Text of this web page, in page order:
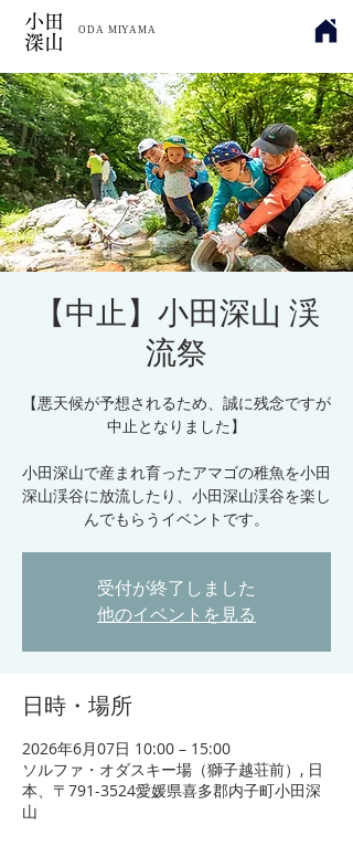
小田
深山
​ODA MIYAMA
【中止】小田深山 渓
流祭
【悪天候が予想されるため、誠に残念ですが
中止となりました】
小田深山で産まれ育ったアマゴの稚魚を小田
深山渓谷に放流したり、小田深山渓谷を楽し
んでもらうイベントです。
受付が終了しました
他のイベントを見る
日時・場所
2026年6月07日 10:00 – 15:00
ソルファ・オダスキー場（獅子越荘前）, 日
本、〒791-3524愛媛県喜多郡内子町小田深
山